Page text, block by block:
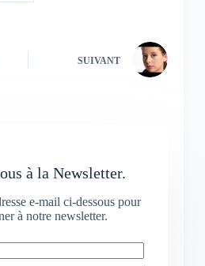
SUIVANT
à la Newsletter.
e-mail ci-dessous pour
à notre newsletter.